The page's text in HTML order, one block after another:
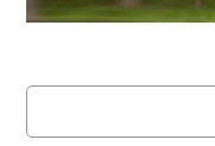
Buscar